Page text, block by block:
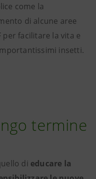
come la
di alcune aree
per facilitare la vita e
insetti.
termine
di educare la